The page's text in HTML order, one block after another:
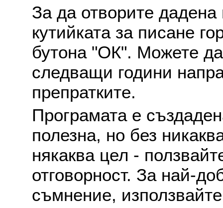
За да отворите
кутийката за писане
бутона "ОК". Можете
следващи години
препратките.
Програмата е
полезна, но без
някаква цел -
отговорност. За най-
съмнение,